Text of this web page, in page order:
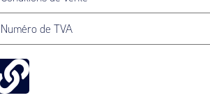
Numéro de TVA